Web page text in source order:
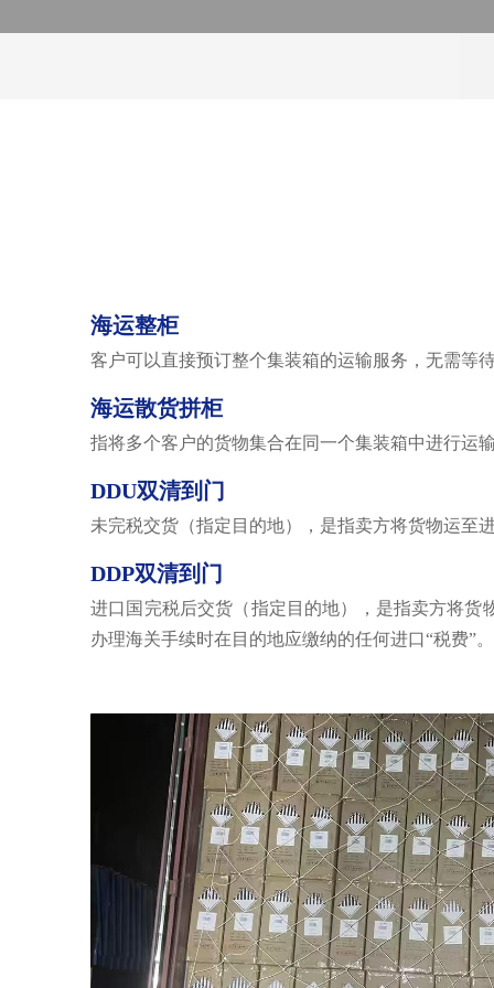
海运整柜
客户可以直接预订整个集装箱的运输服务，无需等
海运散货拼柜
指将多个客户的货物集合在同一个集装箱中进行运
DDU双清到门
未完税交货（指定目的地），是指卖方将货物运至
DDP双清到门
进口国完税后交货（指定目的地），是指卖方将
办理海关手续时在目的地应缴纳的任何进口“税费”。